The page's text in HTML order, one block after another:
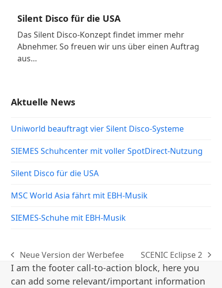
Silent Disco für die USA
Das Silent Disco-Konzept findet immer mehr
Abnehmer. So freuen wir uns über einen Auftrag
aus…
Aktuelle News
Uniworld beauftragt vier Silent Disco-Systeme
SIEMES Schuhcenter mit voller SpotDirect-Nutzung
Silent Disco für die USA
MSC World Asia fährt mit EBH-Musik
SIEMES-Schuhe mit EBH-Musik
vorheriger
Beitrag:
Neue Version der Werbefee
Nächster
Beitrag:
SCENIC Eclipse 2
I am the footer call-to-action block, here you
can add some relevant/important information